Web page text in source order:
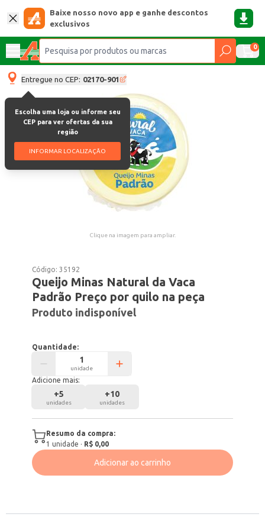
Baixe nosso novo app e ganhe descontos
exclusivos
0
Entregue no CEP: 02170-901
Escolha uma loja ou informe seu
CEP para ver ofertas da sua
região
INFORMAR LOCALIZAÇÃO
Clique na imagem para ampliar.
Código:35192
Queijo Minas Natural da Vaca
Padrão Preço por quilo na peça
Produto indisponível
Quantidade:
unidade
Adicione mais:
+5
unidades
+10
unidades
Resumo da compra:
1 unidade · R$ 0,00
Adicionar ao carrinho